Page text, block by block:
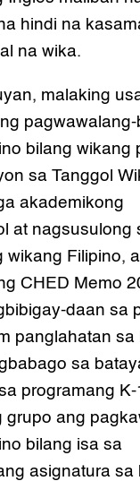
hindi na
na wika.
malaking
bilang wikang
sa Tanggol
akademikong
at nagsusulong
wikang Filipino,
CHED Memo
daan sa
panglahatan sa
sa
programang K-
grupo ang
bilang isa sa
asignatura sa